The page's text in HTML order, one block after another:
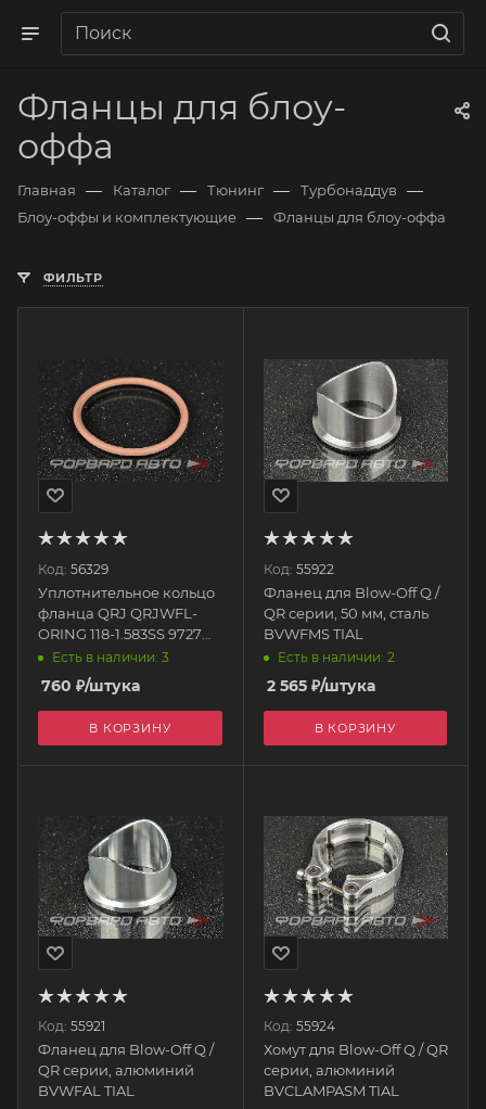
Фланцы для блоу-
оффа
Главная — Каталог — Тюнинг — Турбонаддув —
Блоу-оффы и комплектующие — Фланцы для блоу-оффа
ФИЛЬТР
Код: 56329
Уплотнительное кольцо
фланца QRJ QRJWFL-
ORING 118-1.583SS 9727
TIALЕсть в наличии: 3
760 ₽/штука
В КОРЗИНУ
Код: 55922
Фланец для Blow-Off Q /
QR серии, 50 мм, сталь
BVWFMS TIAL
Есть в наличии: 2
2 565₽/штука
В КОРЗИНУ
Код: 55921
Фланец для Blow-Off Q /
QR серии, алюминий
BVWFAL TIAL
Код: 55924
Хомут для Blow-Off Q / QR
серии, алюминий
BVCLAMPASM TIAL